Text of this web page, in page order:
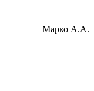
Марко А.А.